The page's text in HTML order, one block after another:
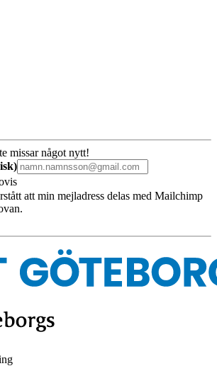
missar något nytt!
att min mejladress delas med Mailchimp